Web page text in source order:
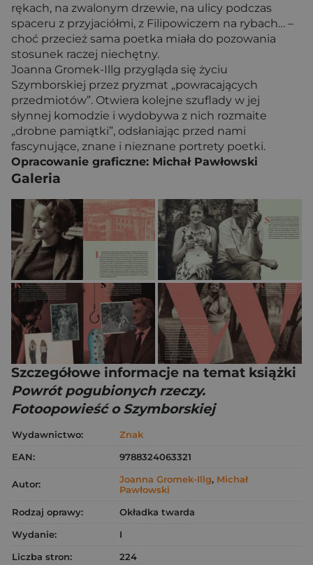
rękach, na zwalonym drzewie, na ulicy podczas
spaceru z przyjaciółmi, z Filipowiczem na rybach… –
choć przecież sama poetka miała do pozowania
stosunek raczej niechętny.
Joanna Gromek-Illg przygląda się życiu
Szymborskiej przez pryzmat „powracających
przedmiotów”. Otwiera kolejne szuflady w jej
słynnej komodzie i wydobywa z nich rozmaite
„drobne pamiątki”, odsłaniając przed nami
fascynujące, znane i nieznane portrety poetki.
Opracowanie graficzne: Michał Pawłowski
Galeria
Szczegółowe informacje na temat książki
Powrót pogubionych rzeczy.
Fotoopowieść o Szymborskiej
Wydawnictwo:
Znak
EAN:
9788324063321
Autor: Joanna Gromek-Illg, Michał
Pawłowski
Rodzaj oprawy:
Okładka twarda
Wydanie:
I
Liczba stron:
224